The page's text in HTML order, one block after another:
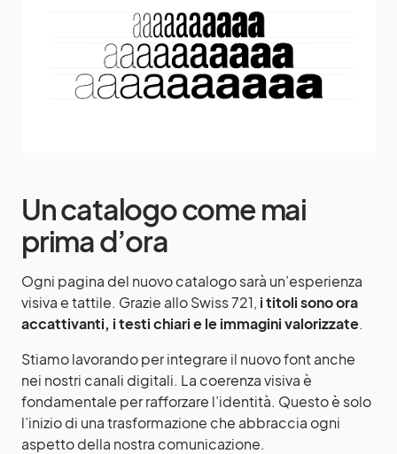
Un catalogo come mai
prima d’ora
Ogni pagina del nuovo catalogo sarà un’esperienza
visiva e tattile. Grazie allo Swiss 721, i titoli sono ora
accattivanti, i testi chiari e le immagini valorizzate.
Stiamo lavorando per integrare il nuovo font anche
nei nostri canali digitali. La coerenza visiva è
fondamentale per rafforzare l’identità. Questo è solo
l’inizio di una trasformazione che abbraccia ogni
aspetto della nostra comunicazione.